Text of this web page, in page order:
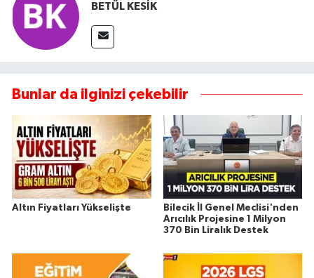
BETÜL KESİK
Bunlar da ilginizi çekebilir
Altın Fiyatları Yükselişte
Bilecik İl Genel Meclisi'nden
Arıcılık Projesine 1 Milyon
370 Bin Liralık Destek